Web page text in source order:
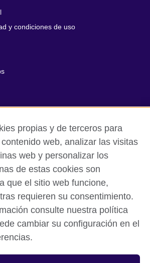
y condiciones de uso
Mexico are carried out by British Council
for-profit entity established to undertake
the promotion and diffusion of British
fostering of cultural relations and mutual
of the English language, and the
scientific, technological, and other
between the United Kingdom and Mexico.
international organisation for cultural
opportunities.
209131 (England and Wales) SC037733
propias y de terceros para
web, analizar las visitas
web y personalizar los
de estas cookies son
que el sitio web funcione,
requieren su consentimiento.
consulte nuestra política
cambiar su configuración en el